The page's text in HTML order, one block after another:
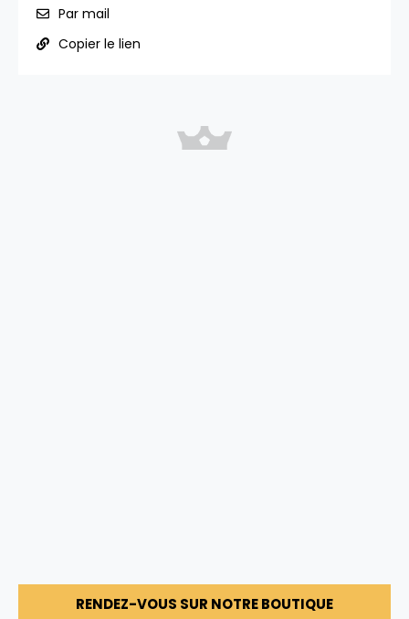
Par mail
Copier le lien
RENDEZ-VOUS SUR NOTRE BOUTIQUE